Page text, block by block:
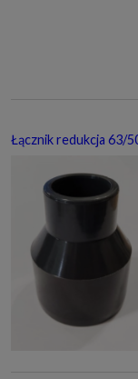
Łącznik redukcja 63/